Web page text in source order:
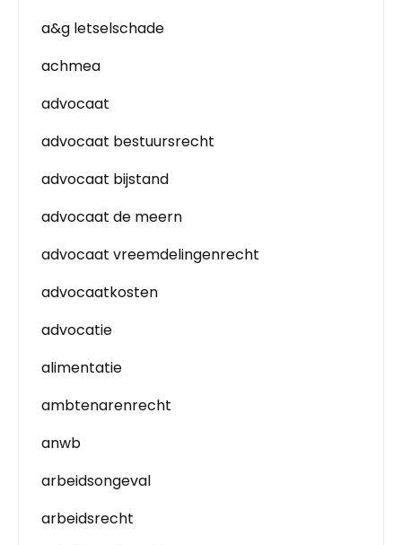
a&g letselschade
achmea
advocaat
advocaat bestuursrecht
advocaat bijstand
advocaat de meern
advocaat vreemdelingenrecht
advocaatkosten
advocatie
alimentatie
ambtenarenrecht
anwb
arbeidsongeval
arbeidsrecht